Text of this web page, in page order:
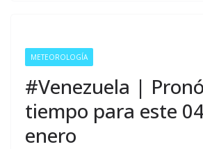
METEOROLOGÍA
#Venezuela |
tiempo para este
enero